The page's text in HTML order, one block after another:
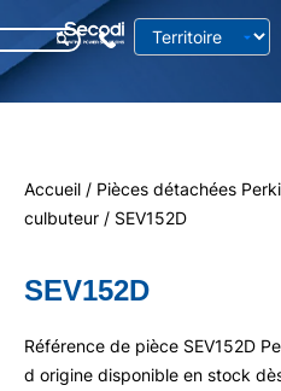
Accueil / Pièces détachées
culbuteur / SEV152D
SEV152D
Référence de pièce SEV152D
d origine disponible en stock